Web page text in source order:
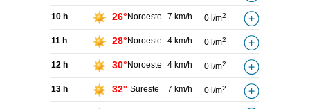
10 h 26° Noroeste 7 km/h 0 l/m2
11 h 28° Noroeste 4 km/h 0 l/m2
12 h 30° Noroeste 4 km/h 0 l/m2
13 h 32° Sureste 7 km/h 0 l/m2